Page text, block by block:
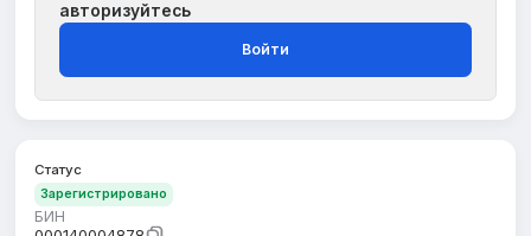
авторизуйтесь
Войти
Статус
Зарегистрировано
БИН